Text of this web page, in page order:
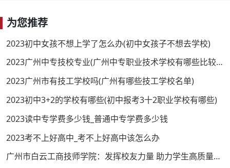
为您推荐
2023初中女孩不想上学了怎么办(初中女孩子不想去学校)
2023广州中专技校专业(广州中专职业技术学校有哪些比较好的)
2023广州市有技工学校吗(广州有哪些技工学校名单)
2023初中3+2的学校有哪些(初中报考3十2职业学校有哪些)
2023读中专学费多少钱_普通中专学费多少钱
2023考不上好高中_考不上好高中该怎么办
广州市白云工商技师学院：发挥校友力量 助力学生高质量就业